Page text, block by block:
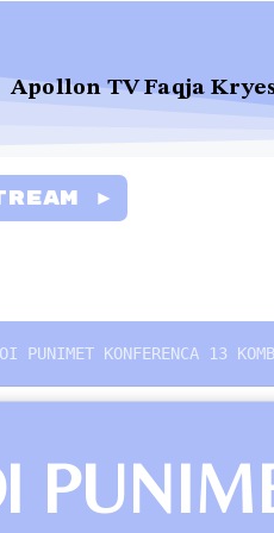
Apollon TV Faqja
►
PUNIMET KONFERENCA 13